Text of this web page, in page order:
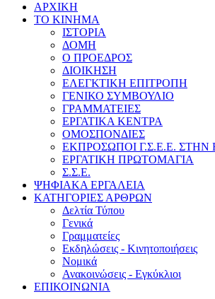
ΑΡΧΙΚΗ
ΤΟ ΚΙΝΗΜΑ
ΙΣΤΟΡΙΑ
ΔΟΜΗ
Ο ΠΡΟΕΔΡΟΣ
ΔΙΟΙΚΗΣΗ
ΕΛΕΓΚΤΙΚΗ ΕΠΙΤΡΟΠΗ
ΓΕΝΙΚΟ ΣΥΜΒΟΥΛΙΟ
ΓΡΑΜΜΑΤΕΙΕΣ
ΕΡΓΑΤΙΚΑ ΚΕΝΤΡΑ
ΟΜΟΣΠΟΝΔΙΕΣ
ΕΚΠΡΟΣΩΠΟΙ Γ.Σ.Ε.Ε. ΣΤΗΝ
ΕΡΓΑΤΙΚΗ ΠΡΩΤΟΜΑΓΙΑ
Σ.Σ.Ε.
ΨΗΦΙΑΚΑ ΕΡΓΑΛΕΙΑ
ΚΑΤΗΓΟΡΙΕΣ ΑΡΘΡΩΝ
Δελτία Τύπου
Γενικά
Γραμματείες
Εκδηλώσεις - Κινητοποιήσεις
Νομικά
Ανακοινώσεις - Εγκύκλιοι
ΕΠΙΚΟΙΝΩΝΙΑ